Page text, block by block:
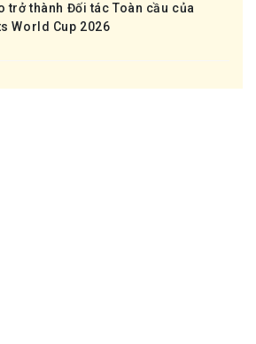
trở thành Đối tác Toàn cầu của
World Cup 2026